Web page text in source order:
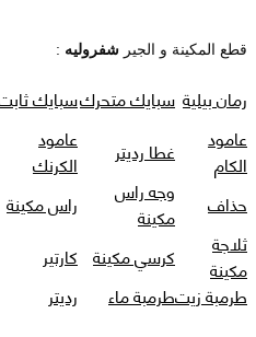
قطع المكينة و الجير شفروليه :
رمان بيلية سبايك متحركسبايك
عامود
الكام
غطا رديتر
عامود
الكرنك
حذاف
وجه راس
مكينة
راس مكينة
ثلاجة
مكينة
كرسي مكينة كارتير
طرمبة زيتطرمبة ماء رديتر